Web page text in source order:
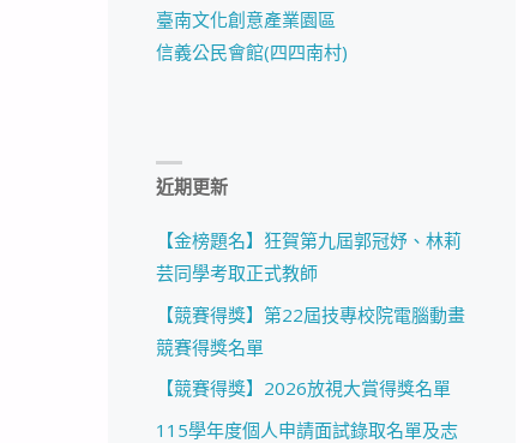
臺南文化創意產業園區
信義公民會館(四四南村)
近期更新
【金榜題名】狂賀第九屆郭冠妤、林莉
芸同學考取正式教師
【競賽得獎】第22屆技專校院電腦動畫
競賽得獎名單
【競賽得獎】2026放視大賞得獎名單
115學年度個人申請面試錄取名單及志